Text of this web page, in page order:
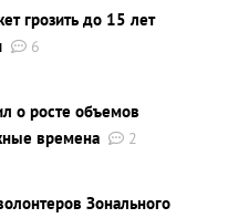
грозить до 15 лет
6
о росте объемов
времена
2
Зонального